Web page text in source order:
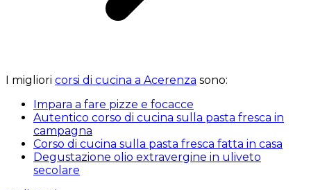
I migliori corsi di cucina a Acerenza sono:
Impara a fare pizze e focacce
Autentico corso di cucina sulla pasta fresca in
campagna
Corso di cucina sulla pasta fresca fatta in casa
Degustazione olio extravergine in uliveto
secolare